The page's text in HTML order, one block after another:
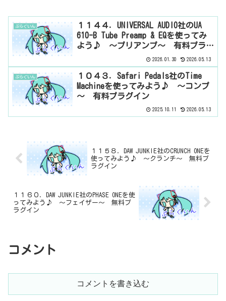
ぷらぐいん
１１４４．UNIVERSAL AUDIO社のUA
610-B Tube Preamp & EQを使ってみ
よう♪ ～プリアンプ～ 有料プラグ
2026.01.30 2026.05.13
ぷらぐいん
１０４３．Safari Pedals社のTime
Machineを使ってみよう♪ ～コンプ
～ 有料プラグイン
2025.10.11 2026.05.13
１１５８．DAW JUNKIE社のCRUNCH ONEを
使ってみよう♪ ～クランチ～ 無料プ
ラグイン
１１６０．DAW JUNKIE社のPHASE ONEを使
ってみよう♪ ～フェイザー～ 無料プ
ラグイン
コメント
コメントを書き込む